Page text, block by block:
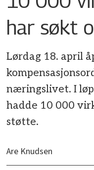
har søkt
Lørdag 18. april
næringslivet. I
hadde 10 000
støtte.
Are Knudsen